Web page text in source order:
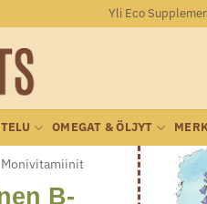
Yli Eco
OMEGAT & ÖLJYT
Monivitamiinit
B-